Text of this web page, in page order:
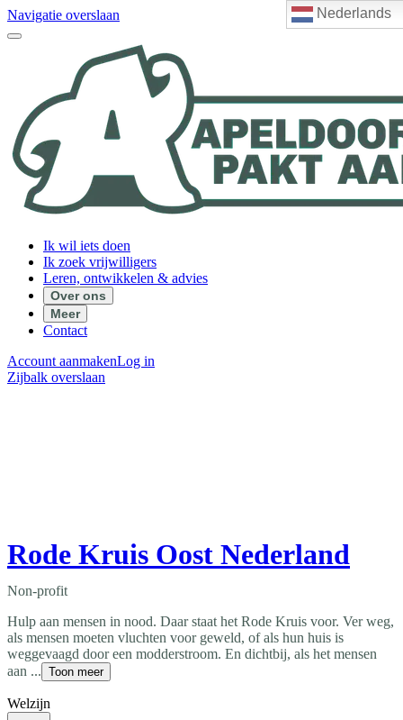
Nederlands
Navigatie overslaan
Ik wil iets doen
Ik zoek vrijwilligers
Leren, ontwikkelen & advies
Over ons
Meer
Contact
Account aanmakenLog in
Zijbalk overslaan
Rode Kruis Oost Nederland
Non-profit
Hulp aan mensen in nood. Daar staat het Rode Kruis voor. Ver weg,
als mensen moeten vluchten voor geweld, of als hun huis is
weggevaagd door een modderstroom. En dichtbij, als het mensen
aan ... Toon meer
Welzijn